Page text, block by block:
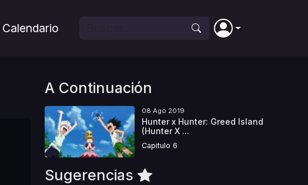
Calendario
A Continuación
08 Ago 2019
Hunter x Hunter: Greed Island
(Hunter X ...
Capitulo 6
Sugerencias